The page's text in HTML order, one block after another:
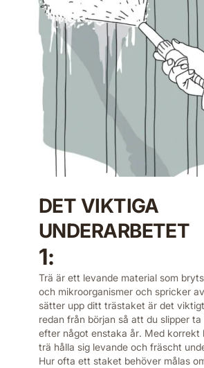
DET VIKTIGA
UNDERARBETET
1:
Trä är ett levande material som
och mikroorganismer och spricker
sätter upp ditt trästaket är det
redan från början så att du slipper
efter något enstaka år. Med korrekt
trä hålla sig levande och fräscht
Hur ofta ett staket behöver målas